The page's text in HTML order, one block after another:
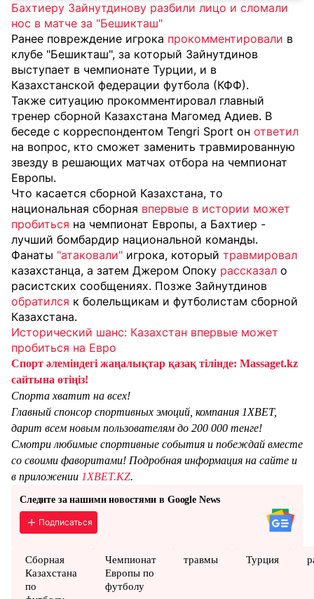
Бахтиеру Зайнутдинову разбили лицо и сломали
нос в матче за "Бешикташ"
Ранее повреждение игрока прокомментировали в
клубе "Бешикташ", за который Зайнутдинов
выступает в чемпионате Турции, и в
Казахстанской федерации футбола (КФФ).
Также ситуацию прокомментировал главный
тренер сборной Казахстана Магомед Адиев. В
беседе с корреспондентом Tengri Sport он ответил
на вопрос, кто сможет заменить травмированную
звезду в решающих матчах отбора на чемпионат
Европы.
Что касается сборной Казахстана, то
национальная сборная впервые в истории может
пробиться на чемпионат Европы, а Бахтиер -
лучший бомбардир национальной команды.
Фанаты "атаковали" игрока, который травмировал
казахстанца, а затем Джером Опоку рассказал о
расистских сообщениях. Позже Зайнутдинов
обратился к болельщикам и футболистам сборной
Казахстана.
Исторический шанс: Казахстан впервые может
пробиться на Евро
Спорт әлеміндегі жаңалықтар қазақ тілінде: Massaget.kz
сайтына өтіңіз!
Спорта хватит на всех!
Главный спонсор спортивных эмоций, компания 1XBET,
дарит всем новым пользователям до 200 000 тенге!
Смотри любимые спортивные события и побеждай вместе
со своими фаворитами! Подробная информация на сайте и
в приложении 1XBET.KZ.
Следите за нашими новостями в Google News
Подписаться
Сборная
Казахстана
по
Чемпионат
Европы по
футболу
травмы Турция